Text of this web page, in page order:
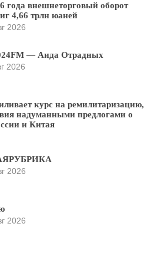
года внешнеторговый оборот
4,66 трлн юаней
2026
— Аида Отрадных
2026
курс на ремилитаризацию,
надуманными предлогами о
и Китая
2026
2026